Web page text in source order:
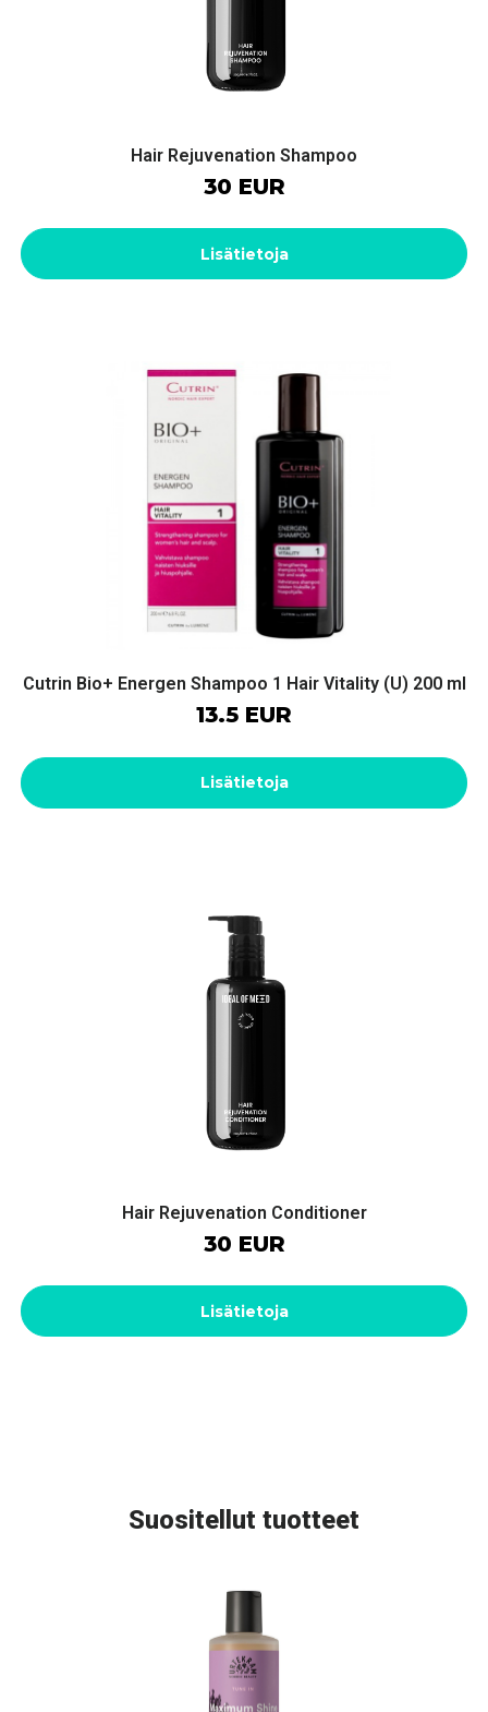
Hair Rejuvenation Shampoo
30 EUR
Lisätietoja
Cutrin Bio+ Energen Shampoo 1 Hair Vitality (U) 200 ml
13.5 EUR
Lisätietoja
Hair Rejuvenation Conditioner
30 EUR
Lisätietoja
Suositellut tuotteet